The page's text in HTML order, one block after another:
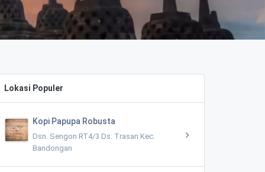
Lokasi Populer
Kopi Papupa Robusta
Dsn. Sengon RT4/3 Ds. Trasan Kec.
Bandongan